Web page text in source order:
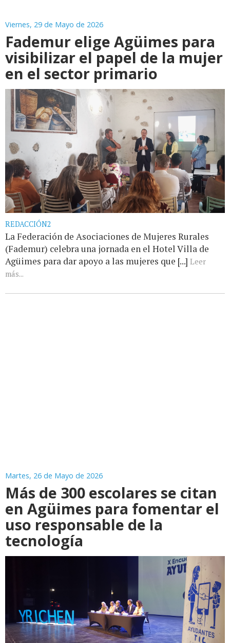
Viernes, 29 de Mayo de 2026
Fademur elige Agüimes para
visibilizar el papel de la mujer
en el sector primario
REDACCIÓN2
La Federación de Asociaciones de Mujeres Rurales
(Fademur) celebra una jornada en el Hotel Villa de
Agüimes para dar apoyo a las mujeres que [...] Leer
más...
Martes, 26 de Mayo de 2026
Más de 300 escolares se citan
en Agüimes para fomentar el
uso responsable de la
tecnología